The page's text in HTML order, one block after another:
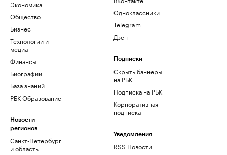
Экономика
Общество
Бизнес
Технологии и
медиа
Финансы
Биографии
База знаний
РБК Образование
Новости
регионов
Санкт-Петербург
и область
Одноклассники
Telegram
Дзен
Подписки
Скрыть баннеры
на РБК
Подписка на РБК
Корпоративная
подписка
Уведомления
RSS Новости